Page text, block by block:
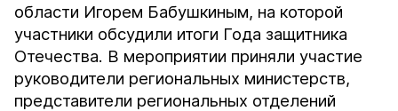
области Игорем Бабушкиным, на которой
участники обсудили итоги Года защитника
Отечества. В мероприятии приняли участие
руководители региональных министерств,
представители региональных отделений